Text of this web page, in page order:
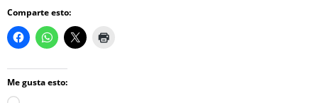
Comparte esto:
Me gusta esto: